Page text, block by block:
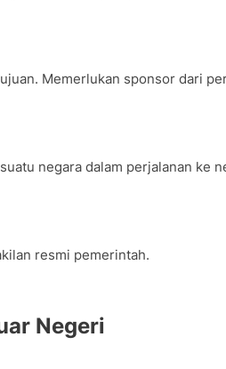
Memerlukan sponsor dari
negara dalam perjalanan ke
resmi pemerintah.
Negeri